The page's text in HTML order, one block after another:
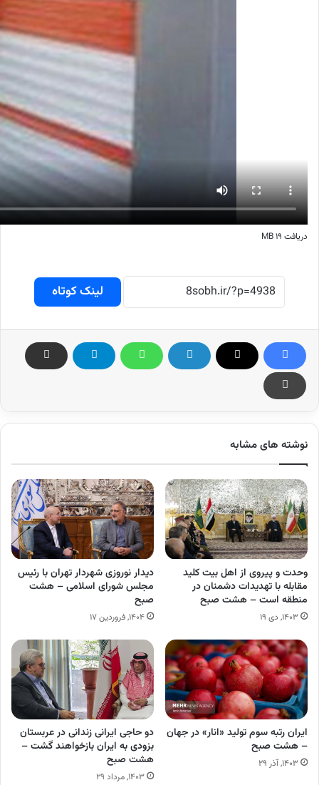
دریافت ۱۹ MB
لینک کوتاه
نوشته های مشابه
وحدت و پیروی از اهل بیت کلید
مقابله با تهدیدات دشمنان در
منطقه است – هشت صبح
۱۴۰۳, دی ۱۹
دیدار نوروزی شهردار تهران با رئیس
مجلس شورای اسلامی – هشت
صبح
۱۴۰۴, فروردین ۱۷
ایران رتبه سوم تولید «انار» در جهان
– هشت صبح
۱۴۰۳, آذر ۲۹
دو حاجی ایرانی زندانی در عربستان
بزودی به ایران بازخواهند گشت –
هشت صبح
۱۴۰۳, مرداد ۲۹